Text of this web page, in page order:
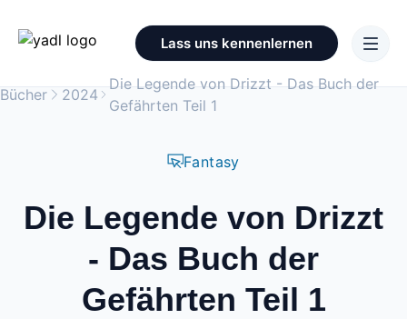
Lass uns kennenlernen
Bücher 2024
Die Legende von Drizzt - Das Buch der
Gefährten Teil 1
Fantasy
Die Legende von Drizzt
- Das Buch der
Gefährten Teil 1